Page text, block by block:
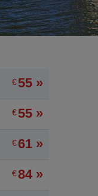
€55 »
€55 »
€61 »
€84 »